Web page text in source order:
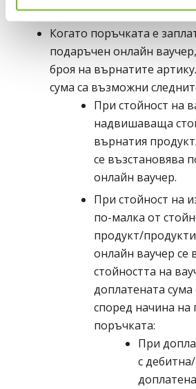
под формата на онлайн
Когато поръчката е
подаръчен онлайн
броя на върнатите
сума са възможни
При стойност на
надвишаваща
върнатия
се възстановява
онлайн ваучер.
При стойност на
по-малка от
продукт/
онлайн ваучер се
стойността на
доплатената сума
според начина на
поръчката:
При
с